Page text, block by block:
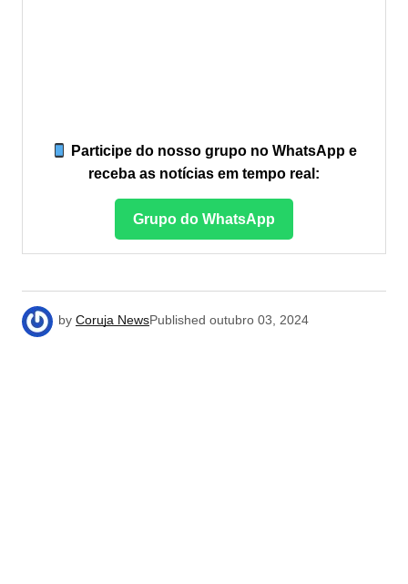
Participe do nosso grupo no WhatsApp e
receba as notícias em tempo real:
Grupo do WhatsApp
by Coruja NewsPublished outubro 03, 2024